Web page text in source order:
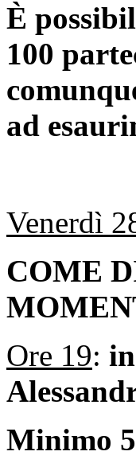
È
100
ad
Venerdì
COME
Ore 19:
Minimo